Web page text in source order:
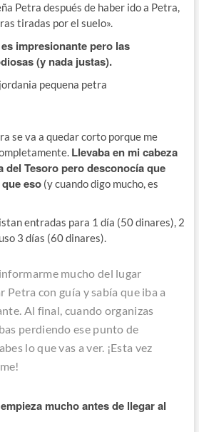
Petra después de haber ido a Petra,
tiradas por el suelo».
impresionante pero las
(y nada justas).
se va a quedar corto porque me
Llevaba en mi cabeza
del Tesoro pero desconocía que
eso(y cuando digo mucho, es
entradas para 1 día (50 dinares), 2
3 días (60 dinares).
mucho del lugar
Petra con guía y sabía que iba a
Al final, cuando organizas
perdiendo ese punto de
lo que vas a ver. ¡Esta vez
mucho antes de llegar al